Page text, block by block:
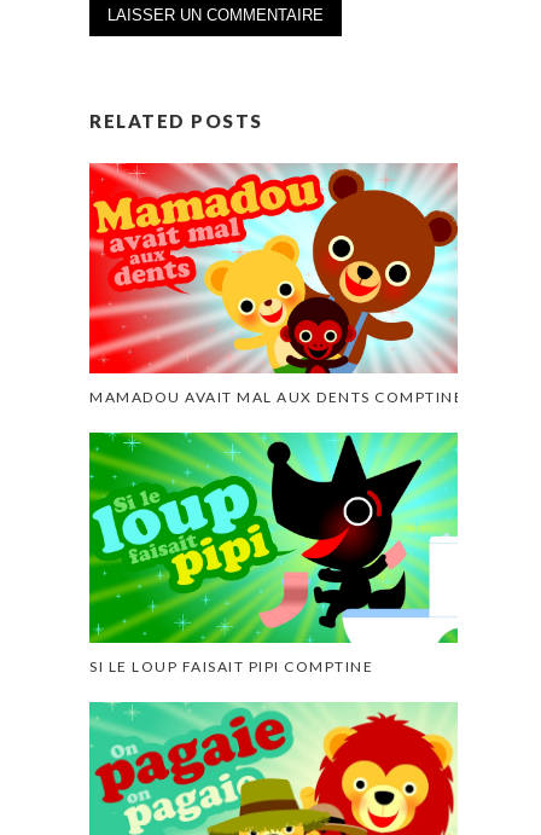
RELATED POSTS
MAMADOU AVAIT MAL AUX DENTS COMPTINE
SI LE LOUP FAISAIT PIPI COMPTINE